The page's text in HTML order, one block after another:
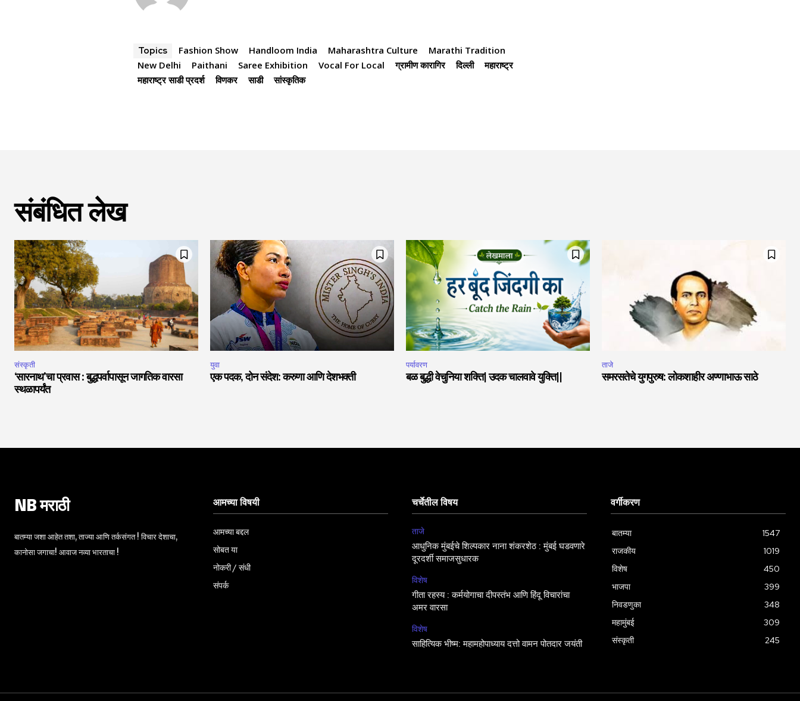
Topics Fashion Show Handloom India Maharashtra Culture
Marathi Tradition
New Delhi
Paithani Saree Exhibition Vocal For Local ग्रामीण कारागिर दिल्ली
महाराष्ट्र
महाराष्ट्र साडी प्रदर्श
विणकर साडी सांस्कृतिक
संबंधित लेख
संस्कृती
‘सारनाथ’चा प्रवास : बुद्धपर्वापासून जागतिक वारसा
स्थळापर्यंत
युवा
एक पदक, दोन संदेश: करुणा आणि देशभक्ती
पर्यावरण
बळ बुद्धी वेचुनिया शक्ति| उदक चालवावे युक्ति||
ताजे
समरसतेचे युगपुरुष: लोकशाहीर अण्णाभाऊ साठे
NB मराठी
बातम्या जशा आहेत तशा, ताज्या आणि तर्कसंगत ! विचार देशाचा,
कानोसा जगाचा! आवाज नव्या भारताचा !
आमच्या विषयी
आमच्या बद्दल
सोबत या
नोकरी / संधी
संपर्क
चर्चेतील विषय
ताजे
आधुनिक मुंबईचे शिल्पकार नाना शंकरशेठ : मुंबई घडवणारे
दूरदर्शी समाजसुधारक
विशेष
गीता रहस्य : कर्मयोगाचा दीपस्तंभ आणि हिंदू विचारांचा
अमर वारसा
विशेष
साहित्यिक भीष्म: महामहोपाध्याय दत्तो वामन पोतदार जयंती
वर्गीकरण
बातम्या
1547
राजकीय
1019
विशेष
450
भाजपा
399
निवडणुका
348
महामुंबई
309
संस्कृती
245